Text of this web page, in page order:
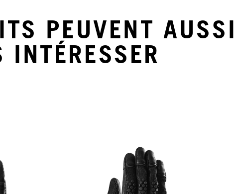
PEUVENT AUSSI
INTÉRESSER